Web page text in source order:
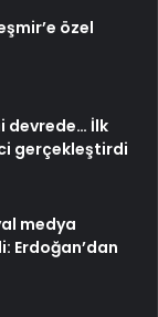
özel
devrede… İlk
gerçekleştirdi
medya
Erdoğan’dan